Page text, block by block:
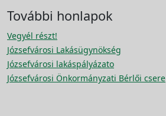
További honlapok
Vegyél részt!
Józsefvárosi Lakásügynökség
Józsefvárosi lakáspályázato
Józsefvárosi Önkormányzati Bérlői csere